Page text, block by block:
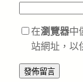
在瀏覽器中
站網址，以